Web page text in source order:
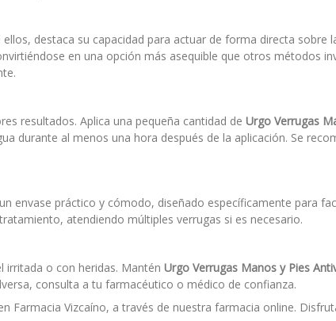
destaca su capacidad para actuar de forma directa sobre
en una opción más asequible que otros métodos
resultados. Aplica una pequeña cantidad de Urgo Verrugas
durante al menos una hora después de la aplicación. Se
envase práctico y cómodo, diseñado específicamente para
atendiendo múltiples verrugas si es necesario.
irritada o con heridas. Mantén Urgo Verrugas Manos y Pies
consulta a tu farmacéutico o médico de confianza.
Farmacia Vizcaíno, a través de nuestra farmacia online.